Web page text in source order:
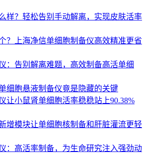
样？轻松告别手动解离，实现皮肤活率
？上海净信单细胞制备仪高效精准更省
：告别解离难题，高效制备高活单细
细胞悬液制备仪竟是隐藏的关键
让小鼠肾单细胞活率稳稳站上90.38%
增模块让单细胞核制备和肝脏灌流更轻
：高活率制备，为生命研究注入强劲动